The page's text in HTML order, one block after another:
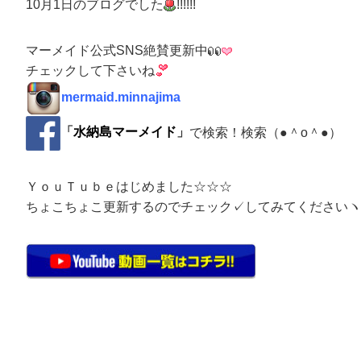
10月1日のブログでした
!!!!!!
マーメイド公式SNS絶賛更新中
チェックして下さいね
mermaid.minnajima
「 水納島マーメイド 」 で検索！検索（●＾o＾●）
ＹｏｕＴｕｂｅはじめました☆☆☆
ちょこちょこ更新するのでチェック✓してみてくださいヽ